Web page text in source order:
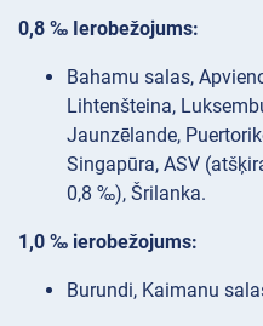
0,8 ‰ Ierobežojums:
Bahamu salas,
Lihtenšteina,
Jaunzēlande,
Singapūra, ASV
0,8 ‰), Šrilanka.
1,0 ‰ ierobežojums:
Burundi, Kaimanu